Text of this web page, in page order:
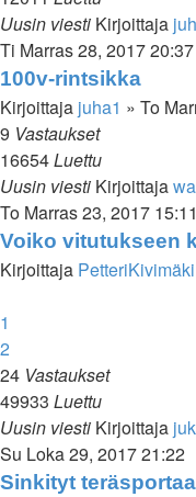
Uusin viesti Kirjoittaja
Ti Marras 28, 2017 20:37
100v-rintsikka
Kirjoittaja juha1 » To
9 Vastaukset
16654Luettu
Uusin viesti Kirjoittaja
To Marras 23, 2017 15:11
Voiko vitutukseen
Kirjoittaja PetteriKivimäki
1
2
24 Vastaukset
49933 Luettu
Uusin viesti Kirjoittaja
Su Loka 29, 2017 21:22
Sinkityt